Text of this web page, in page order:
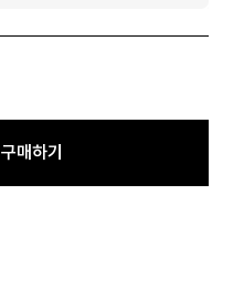
구매하기